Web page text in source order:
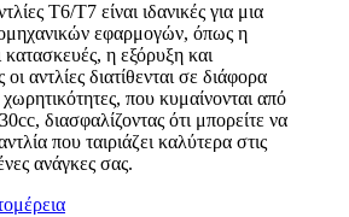
T6/T7 είναι ιδανικές για μια
εφαρμογών, όπως η
κατασκευές, η εξόρυξη και
αντλίες διατίθενται σε διάφορα
που κυμαίνονται από
διασφαλίζοντας ότι μπορείτε να
που ταιριάζει καλύτερα στις
ανάγκες σας.